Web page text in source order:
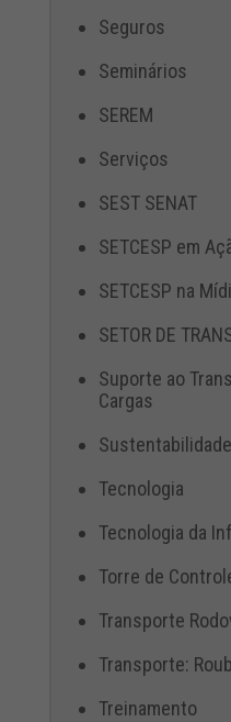
Seguros
Seminários
SEREM
Serviços
SEST SENAT
SETCESP em
SETCESP na
SETOR DE
Suporte ao
Cargas
Sustentabilidade
Tecnologia
Tecnologia da
Torre de
Transporte
Transporte:
Treinamento